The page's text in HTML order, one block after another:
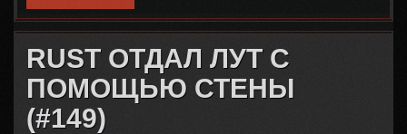
УЖЕ В ИГРЕ
RUST ОТДАЛ ЛУТ С
ПОМОЩЬЮ СТЕНЫ
(#149)